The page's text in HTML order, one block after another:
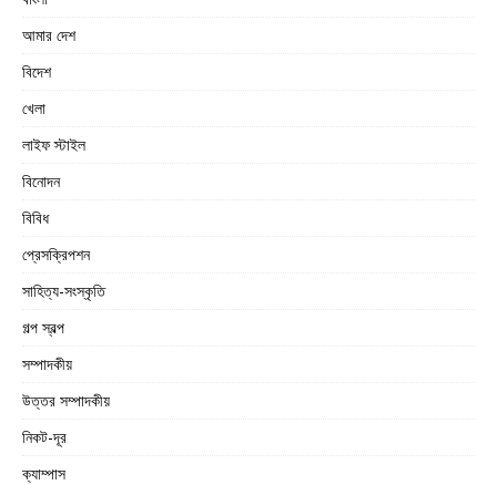
আমার দেশ
বিদেশ
খেলা
লাইফ স্টাইল
বিনোদন
বিবিধ
প্রেসক্রিপশন
সাহিত্য-সংস্কৃতি
গল্প স্বল্প
সম্পাদকীয়
উত্তর সম্পাদকীয়
নিকট-দূর
ক্যাম্পাস